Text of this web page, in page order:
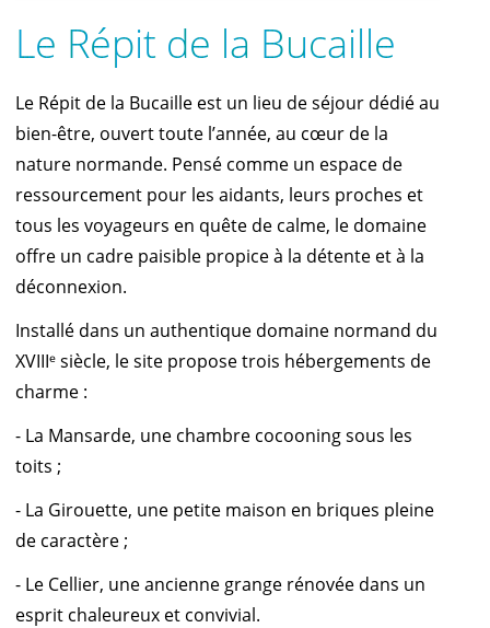
Le Répit de la Bucaille
Le Répit de la Bucaille est un lieu de séjour dédié au
bien-être, ouvert toute l’année, au cœur de la
nature normande. Pensé comme un espace de
ressourcement pour les aidants, leurs proches et
tous les voyageurs en quête de calme, le domaine
offre un cadre paisible propice à la détente et à la
déconnexion.
Installé dans un authentique domaine normand du
XVIIIᵉ siècle, le site propose trois hébergements de
charme :
- La Mansarde, une chambre cocooning sous les
toits ;
- La Girouette, une petite maison en briques pleine
de caractère ;
- Le Cellier, une ancienne grange rénovée dans un
esprit chaleureux et convivial.